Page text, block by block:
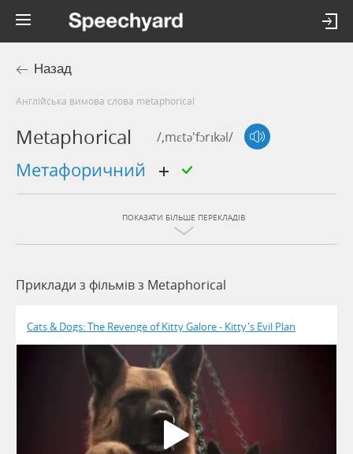
Назад
Англійська вимова слова metaphorical
Metaphorical /,mɛtə'fɔrɪkəl/
метафоричний
ПОКАЗАТИ БІЛЬШЕ ПЕРЕКЛАДІВ
Приклади з фільмів з Metaphorical
Cats & Dogs: The Revenge of Kitty Galore - Kitty's Evil Plan